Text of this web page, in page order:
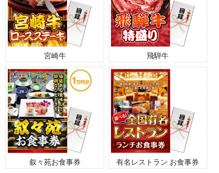
宮崎牛 飛騨牛
叙々苑お食事券 有名レストラン お食事券